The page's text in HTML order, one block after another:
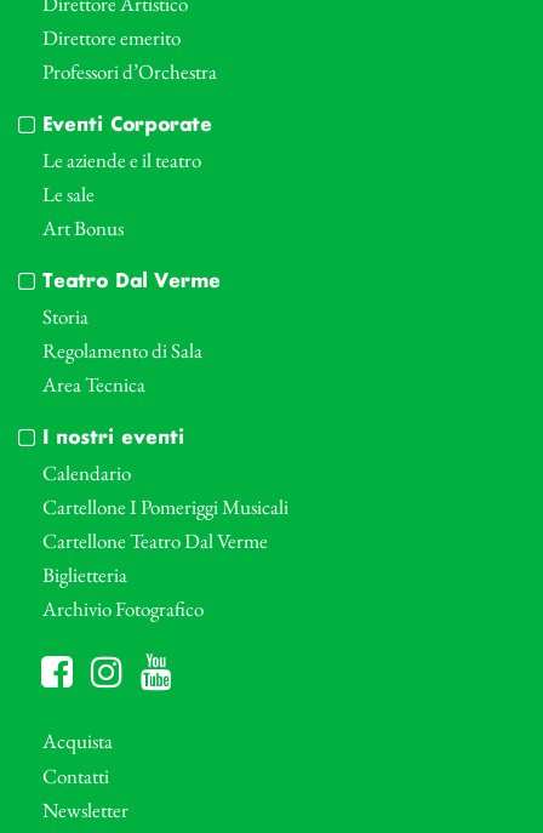
Direttore emerito
Professori d’Orchestra
Eventi Corporate
Le aziende e il teatro
Le sale
Art Bonus
Teatro Dal Verme
Storia
Regolamento di Sala
Area Tecnica
I nostri eventi
Calendario
Cartellone I Pomeriggi Musicali
Cartellone Teatro Dal Verme
Biglietteria
Archivio Fotografico
Acquista
Contatti
Newsletter